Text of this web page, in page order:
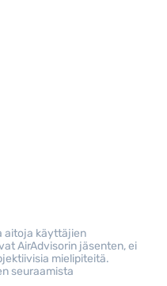
aitoja käyttäjien
AirAdvisorin jäsenten, ei
mielipiteitä.
seuraamista